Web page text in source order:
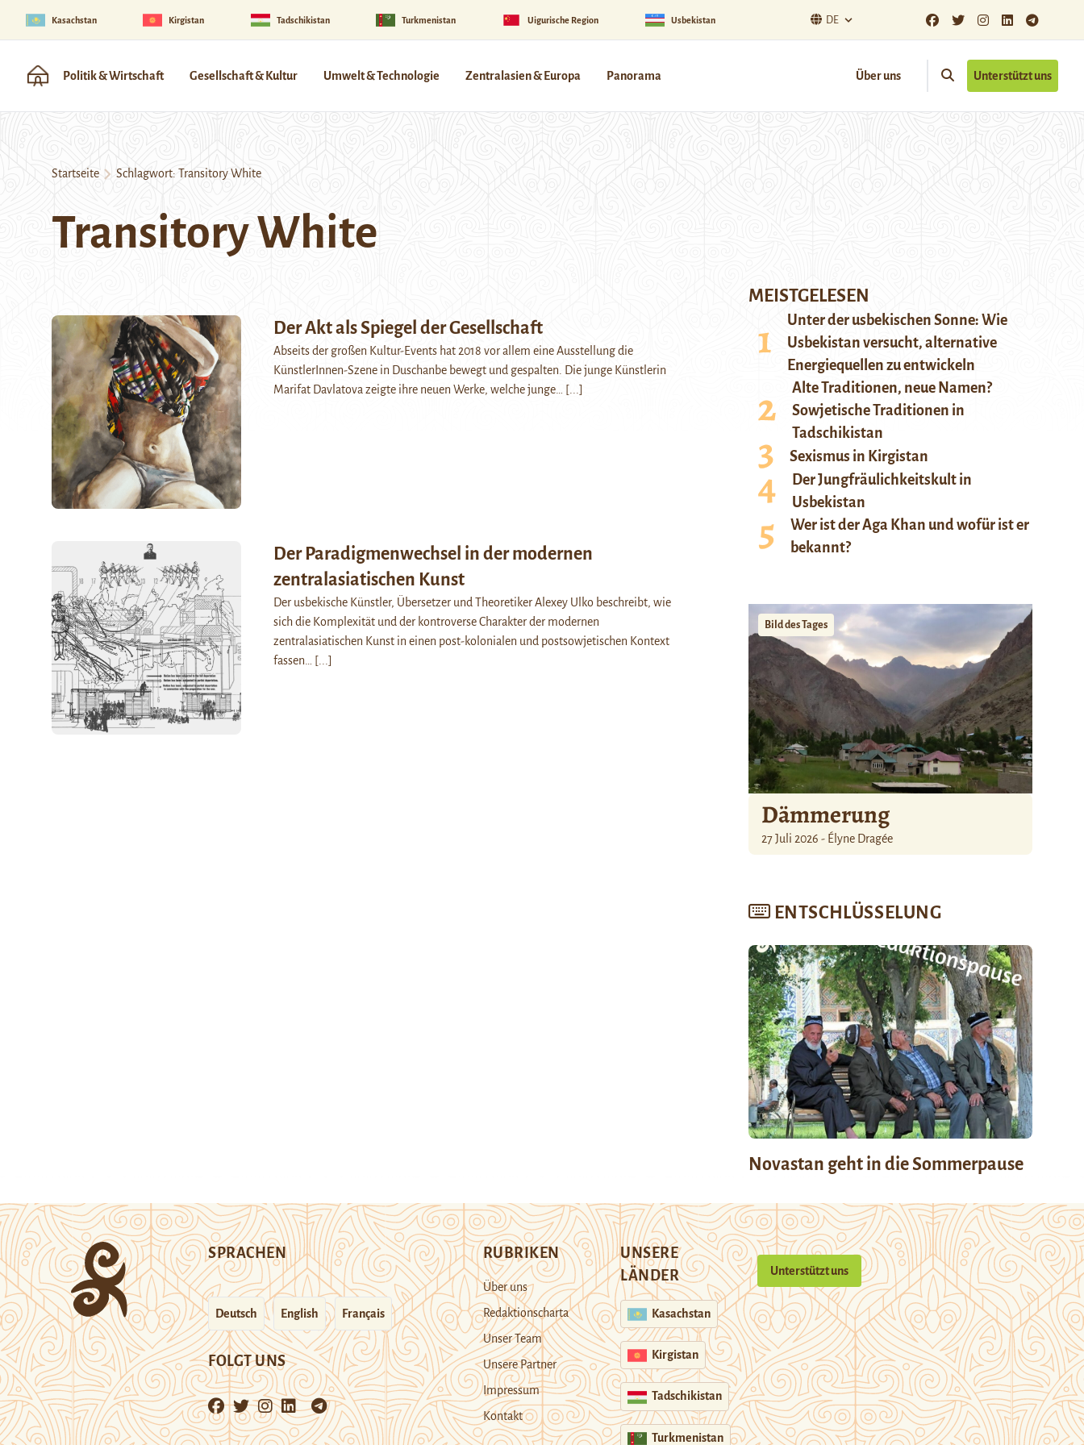
Kasachstan Kirgistan Tadschikistan Turkmenistan Uigurische Region Usbekistan DE
Politik & Wirtschaft Gesellschaft & Kultur Umwelt & Technologie Zentralasien & Europa Panorama Über uns Unterstützt uns
Startseite Schlagwort: Transitory White
Transitory White
Der Akt als Spiegel der Gesellschaft
Abseits der großen Kultur-Events hat 2018 vor allem eine Ausstellung die
KünstlerInnen-Szene in Duschanbe bewegt und gespalten. Die junge Künstlerin
Marifat Davlatova zeigte ihre neuen Werke, welche junge…
[...]
Der Paradigmenwechsel in der modernen
zentralasiatischen Kunst
Der usbekische Künstler, Übersetzer und Theoretiker Alexey Ulko beschreibt, wie
sich die Komplexität und der kontroverse Charakter der modernen
zentralasiatischen Kunst in einen post-kolonialen und postsowjetischen Kontext
fassen…
[...]
MEISTGELESEN
Unter der usbekischen Sonne: Wie
Usbekistan versucht, alternative
Energiequellen zu entwickeln
Alte Traditionen, neue Namen?
Sowjetische Traditionen in
Tadschikistan
Sexismus in Kirgistan
Der Jungfräulichkeitskult in
Usbekistan
Wer ist der Aga Khan und wofür ist er
bekannt?
Bild des Tages
Dämmerung
27 Juli 2026 - Élyne Dragée
ENTSCHLÜSSELUNG
Novastan geht in die Sommerpause
SPRACHEN
Deutsch English Français
FOLGT UNS
RUBRIKEN
Über uns
Redaktionscharta
Unser Team
Unsere Partner
Impressum
Kontakt
UNSERE
LÄNDER
Kasachstan
Kirgistan
Tadschikistan
Turkmenistan
Unterstützt uns